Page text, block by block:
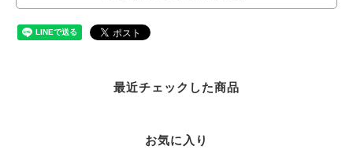
最近チェックした商品
お気に入り